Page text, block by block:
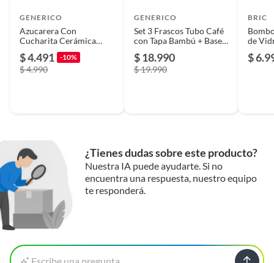
GENERICO
Azucarera Con
Cucharita Cerámica
$ 4.491 -10%
$ 4.990
GENERICO
Set 3 Frascos Tubo Café
con Tapa Bambú + Base
Cocina Premium
$ 18.990
$ 19.990
BRIC
de
$
¿Tienes dudas sobre este producto?
Nuestra IA puede ayudarte. Si no
encuentra una respuesta, nuestro equipo
te responderá.